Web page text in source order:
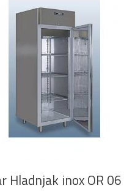
PROČITAJ VIŠE
Hladnjak inox OR